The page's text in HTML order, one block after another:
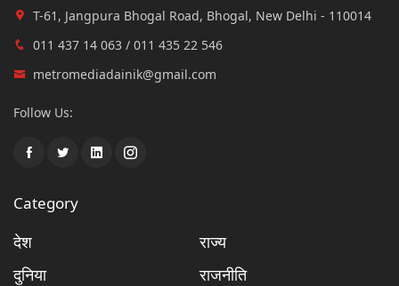
T-61, Jangpura Bhogal Road, Bhogal, New Delhi - 110014
011 437 14 063 / 011 435 22 546
metromediadainik@gmail.com
Follow Us:
Category
देश
राज्य
दुनिया
राजनीति